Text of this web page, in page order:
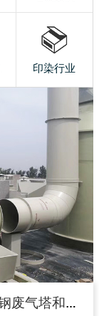
印染行业
某大学高校实验室在万通定制玻璃钢废气塔和玻璃钢风机